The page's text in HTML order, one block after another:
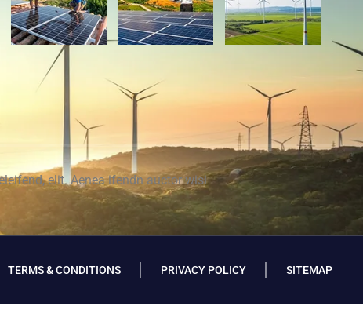
elit. Aenea ifendn auctor wisi
TERMS & CONDITIONS PRIVACY POLICY SITEMAP